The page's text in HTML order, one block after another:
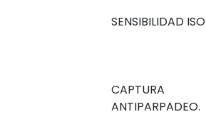
SENSIBILIDAD ISO
CAPTURA
ANTIPARPADEO.